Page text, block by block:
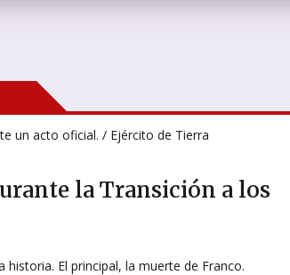
la Transición a los
El principal, la muerte de Franco.